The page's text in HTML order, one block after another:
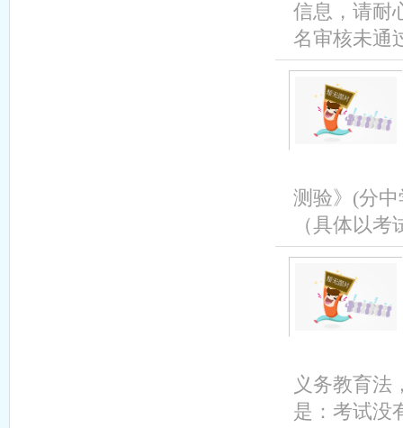
信息，请耐
名审核未通
测验》(分
（具体以
义务教育法
是：考试没